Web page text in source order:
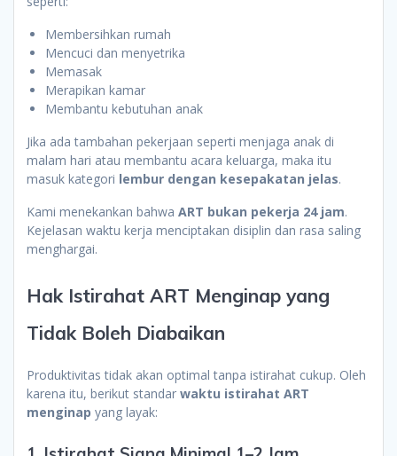
Membersihkan rumah
Mencuci dan menyetrika
Memasak
Merapikan kamar
Membantu kebutuhan anak
Jika ada tambahan pekerjaan seperti menjaga anak di
malam hari atau membantu acara keluarga, maka itu
masuk kategori lembur dengan kesepakatan jelas.
Kami menekankan bahwa ART bukan pekerja 24 jam.
Kejelasan waktu kerja menciptakan disiplin dan rasa saling
menghargai.
Hak Istirahat ART Menginap yang
Tidak Boleh Diabaikan
Produktivitas tidak akan optimal tanpa istirahat cukup. Oleh
karena itu, berikut standar waktu istirahat ART
menginap yang layak: